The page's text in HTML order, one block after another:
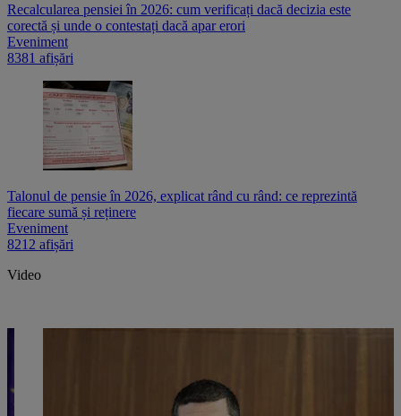
Recalcularea pensiei în 2026: cum verificați dacă decizia este
corectă și unde o contestați dacă apar erori
Eveniment
8381 afișări
Talonul de pensie în 2026, explicat rând cu rând: ce reprezintă
fiecare sumă și reținere
Eveniment
8212 afișări
Video